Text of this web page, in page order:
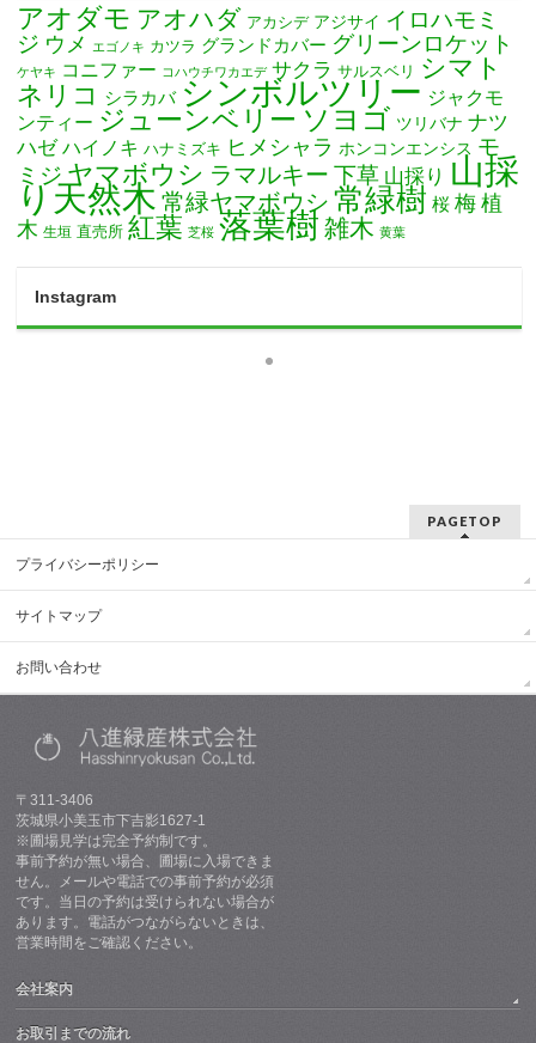
アオダモ アオハダ アカシデ アジサイ イロハモミ
ジ ウメ エゴノキ カツラ グランドカバー グリーンロケット
ケヤキ コニファー コハウチワカエデ サクラ サルスベリ シマト
ネリコ
シラカバ シンボルツリー ジャクモ
ンティー ジューンベリー ソヨゴ ツリバナ ナツ
ハゼ ハイノキ ハナミズキ ヒメシャラ ホンコンエンシス モ
ミジ ヤマボウシ ラマルキー 下草 山採り 山採
り天然木 常緑ヤマボウシ 常緑樹 桜 梅 植
木 生垣 直売所 紅葉 芝桜 落葉樹 雑木 黄葉
Instagram
PAGETOP
プライバシーポリシー
サイトマップ
お問い合わせ
〒311-3406
茨城県小美玉市下吉影1627-1
※圃場見学は完全予約制です。
事前予約が無い場合、圃場に入場できま
せん。メールや電話での事前予約が必須
です。当日の予約は受けられない場合が
あります。電話がつながらないときは、
営業時間をご確認ください。
会社案内
お取引までの流れ